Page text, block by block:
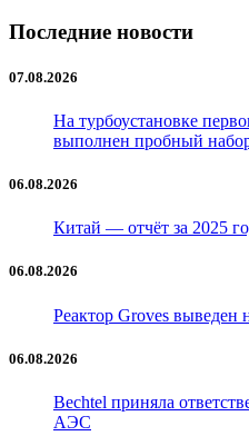
Последние новости
07.08.2026
На турбоустановке
выполнен пробный
06.08.2026
Китай — отчёт за 2025
06.08.2026
Реактор Groves выведен
06.08.2026
Bechtel приняла
АЭС